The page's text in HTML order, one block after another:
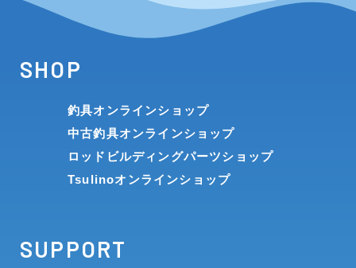
SHOP
釣具オンラインショップ
中古釣具オンラインショップ
ロッドビルディングパーツショップ
Tsulinoオンラインショップ
SUPPORT